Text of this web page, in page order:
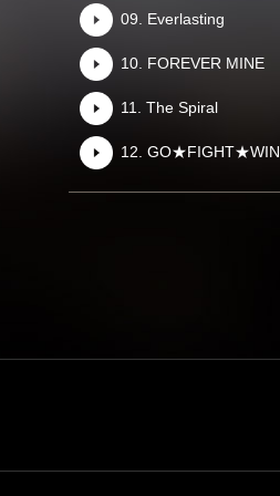
09. Everlasting
10. FOREVER MINE
11. The Spiral
12. GO★FIGHT★WIN